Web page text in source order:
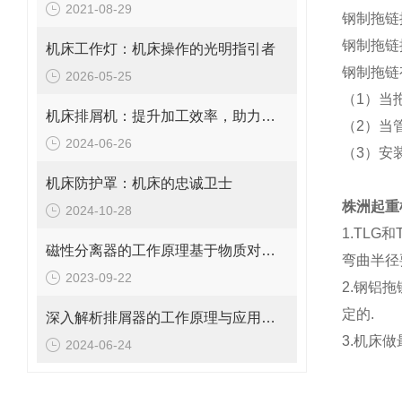
2021-08-29
机床工作灯：机床操作的光明指引者
2026-05-25
机床排屑机：提升加工效率，助力工业自动化
2024-06-26
机床防护罩：机床的忠诚卫士
2024-10-28
磁性分离器的工作原理基于物质对磁场的响应特性
2023-09-22
深入解析排屑器的工作原理与应用价值
2024-06-24
钢制拖
钢制拖
钢制拖
（1）
（2）
（3）
株洲起
1.TLG和
弯曲半
2.钢铝拖
定的.
3.机床做